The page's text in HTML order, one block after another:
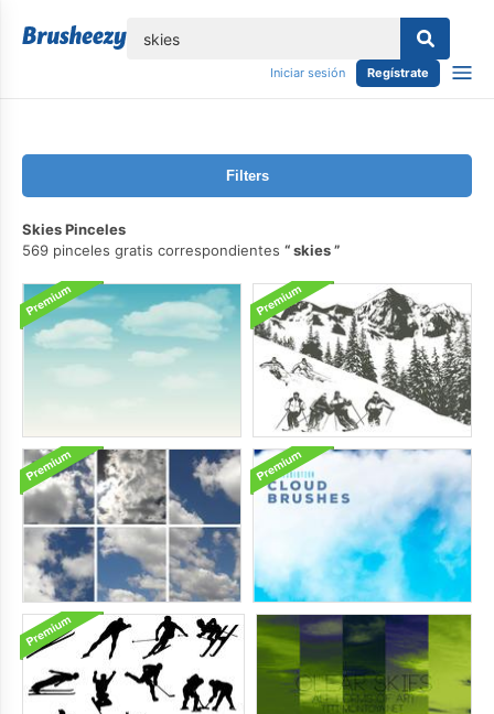
Iniciar sesión Regístrate
Filters
Skies Pinceles
569 pinceles gratis correspondientes
skies